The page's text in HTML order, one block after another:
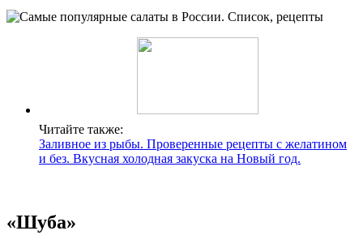
Читайте также:
Заливное из рыбы. Проверенные рецепты с желатином
и без. Вкусная холодная закуска на Новый год.
«Шуба»